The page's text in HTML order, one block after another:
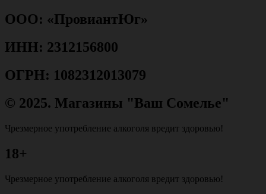
ООО: «ПровиантЮг»
ИНН: 2312156800
ОГРН: 1082312013079
© 2025. Магазины "Ваш Сомелье"
Чрезмерное употребление алкоголя вредит здоровью!
18+
Чрезмерное употребление алкоголя вредит здоровью!